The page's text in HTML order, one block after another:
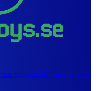
byggda för servrar och